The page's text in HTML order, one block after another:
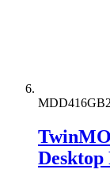
Desktop